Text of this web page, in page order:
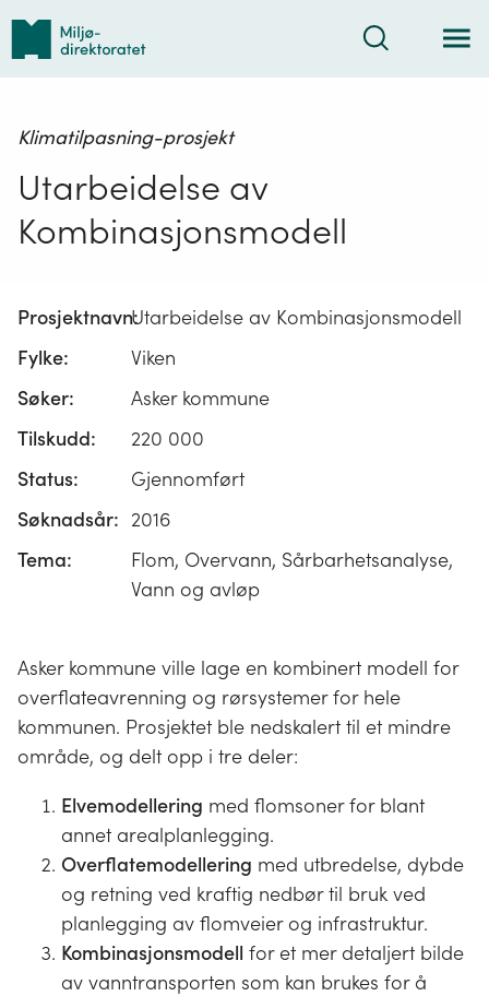
Tilbake
forsiden
Søk
Klimatilpasning-prosjekt
Utarbeidelse av
Kombinasjonsmodell
Prosjektnavn:Utarbeidelse av Kombinasjonsmodell
Fylke:
Viken
Søker:
Asker kommune
Tilskudd:
220 000
Status:
Gjennomført
Søknadsår: 2016
Tema:
Flom, Overvann, Sårbarhetsanalyse,
Vann og avløp
Asker kommune ville lage en kombinert modell for
overflateavrenning og rørsystemer for hele
kommunen. Prosjektet ble nedskalert til et mindre
område, og delt opp i tre deler:
Elvemodellering med flomsoner for blant
annet arealplanlegging.
Overflatemodellering med utbredelse, dybde
og retning ved kraftig nedbør til bruk ved
planlegging av flomveier og infrastruktur.
Kombinasjonsmodell for et mer detaljert bilde
av vanntransporten som kan brukes for å